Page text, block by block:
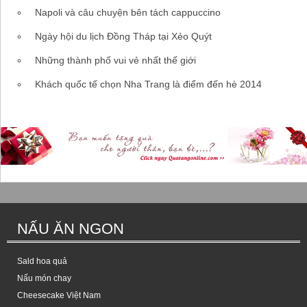
Napoli và câu chuyện bên tách cappuccino
Ngày hội du lịch Đồng Tháp tại Xẻo Quýt
Những thành phố vui vẻ nhất thế giới
Khách quốc tế chọn Nha Trang là điểm đến hè 2014
NẤU ĂN NGON
Sald hoa quả
Nấu món chay
Cheesecake Việt Nam